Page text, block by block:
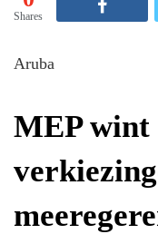
Shares
Aruba
MEP